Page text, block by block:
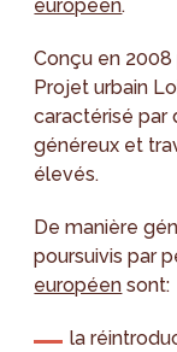
européen.
Conçu en 2008
Projet urbain
caractérisé par
généreux et
élevés.
De manière
poursuivis par
européen sont:
la